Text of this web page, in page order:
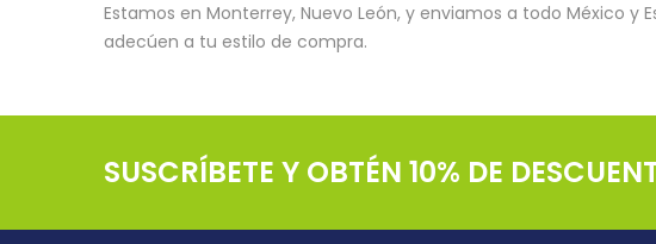
Estamos en Monterrey, Nuevo León, y enviamos a todo México
adecúen a tu estilo de compra.
SUSCRÍBETE Y OBTÉN 10% DE